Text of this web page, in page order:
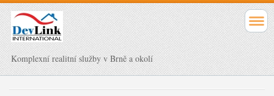
Komplexní realitní služby v Brně a okolí